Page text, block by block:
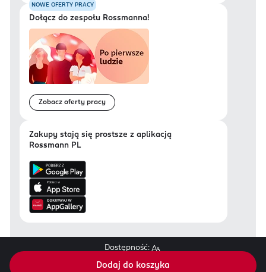
Dodaj do koszyka
NOWE OFERTY PRACY
Dołącz do zespołu Rossmanna!
Zobacz oferty pracy
Zakupy stają się prostsze z aplikacją
Rossmann PL
Dostępność:
Regulamin sklepu Rossmann.pl